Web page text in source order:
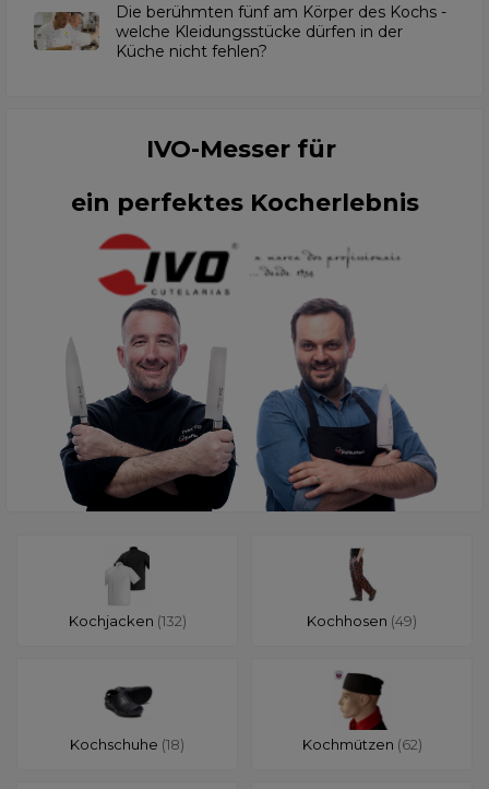
Die berühmten fünf am Körper des Kochs -
welche Kleidungsstücke dürfen in der
Küche nicht fehlen?
IVO-Messer für
ein perfektes Kocherlebnis
Kochjacken (132) Kochhosen (49)
Kochschuhe (18) Kochmützen (62)